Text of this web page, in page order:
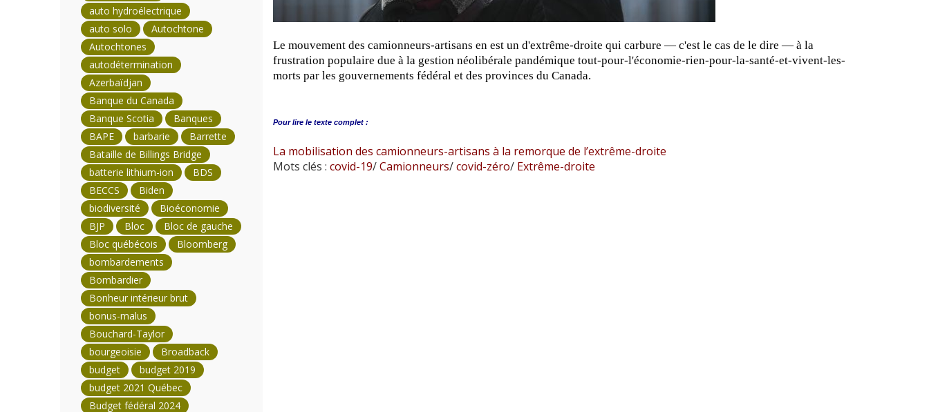
Le mouvement des camionneurs-artisans en est un d'extrême-droite qui carbure — c'est le cas de le dire — à la
frustration populaire due à la gestion néolibérale pandémique tout-pour-l'économie-rien-pour-la-santé-et-vivent-les-
morts par les gouvernements fédéral et des provinces du Canada.
Pour lire le texte complet :
La mobilisation des camionneurs-artisans à la remorque de l’extrême-droite
Mots clés : covid-19/Camionneurs/covid-zéro/Extrême-droite
auto hydroélectrique
auto solo
Autochtone
Autochtones
autodétermination
Azerbaïdjan
Banque du Canada
Banque Scotia
Banques
BAPE
barbarie
Barrette
Bataille de Billings Bridge
batterie lithium-ion
BDS
BECCS
Biden
biodiversité
Bioéconomie
BJP
Bloc
Bloc de gauche
Bloc québécois
Bloomberg
bombardements
Bombardier
Bonheur intérieur brut
bonus-malus
Bouchard-Taylor
bourgeoisie
Broadback
budget
budget 2019
budget 2021 Québec
Budget fédéral 2024